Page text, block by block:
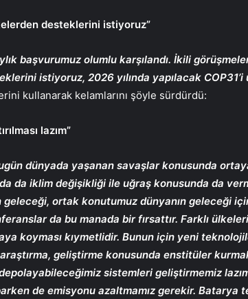
desteklerini istiyoruz”
başvurumuz olumlu karşılandı. İkili
istiyoruz, 2026 yılında yapılacak
kullanarak kelamlarını şöyle sürdürdü:
lazım”
dünyada yaşanan savaşlar konusunda
da iklim değişikliği ile uğraş konusunda da
geleceği, ortak konutumuz dünyanın geleceği
da bu manada bir fırsattır. Farklı
koyması kıymetlidir. Bunun için yeni
araştırma, geliştirme konusunda enstitüler
sistemleri geliştirmemiz
de emisyonu azaltmamız gerekir. Batarya